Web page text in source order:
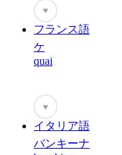
♥
フランス語
ケ
quai
♥
イタリア語
バンキーナ